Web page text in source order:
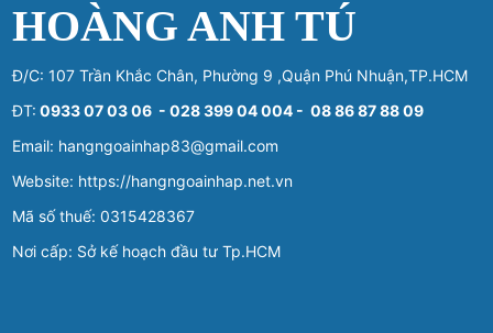
HOÀNG ANH TÚ
Đ/C: 107 Trần Khắc Chân, Phường 9 ,Quận Phú Nhuận,TP.HCM
ĐT: 0933 07 03 06 - 028 399 04 004 - 08 86 87 88 09
Email: hangngoainhap83@gmail.com
Website: https://hangngoainhap.net.vn
Mã số thuế: 0315428367
Nơi cấp: Sở kế hoạch đầu tư Tp.HCM